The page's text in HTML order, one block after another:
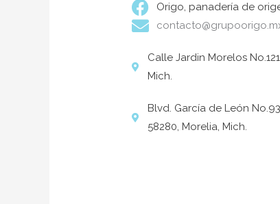
Origo, panadería de
Calle Jardin Morelos
Mich.
Blvd. García de León
58280, Morelia, Mich.